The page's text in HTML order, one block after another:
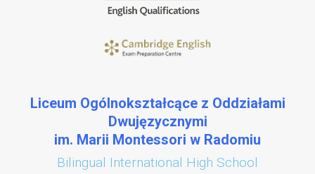
Liceum Ogólnokształcące z Oddziałami
Dwujęzycznymi
im. Marii Montessori w Radomiu
Bilingual International High School